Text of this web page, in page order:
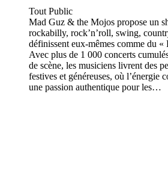
Tout Public
Mad Guz & the Mojos propose un
rockabilly, rock’n’roll, swing,
définissent eux-mêmes comme du
Avec plus de 1 000 concerts
de scène, les musiciens livrent des
festives et généreuses, où l’énergie
une passion authentique pour les…